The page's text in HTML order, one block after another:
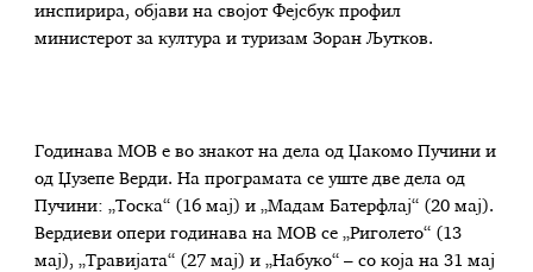
инспирира, објави на својот Фејсбук профил
министерот за култура и туризам Зоран Љутков.
Годинава МОВ е во знакот на дела од Џакомо Пучини и
од Џузепе Верди. На програмата се уште две дела од
Пучини: „Тоска“ (16 мај) и „Мадам Батерфлај“ (20 мај).
Вердиеви опери годинава на МОВ се „Риголето“ (13
мај), „Травијата“ (27 мај) и „Набуко“ – со која на 31 мај